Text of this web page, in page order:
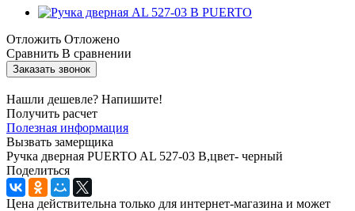
Отложить Отложено
Сравнить В сравнении
Заказать звонок
Нашли дешевле? Напишите!
Получить расчет
Полезная информация
Вызвать замерщика
Ручка дверная PUERTO AL 527-03 B,цвет- черный
Поделиться
Цена действительна только для интернет-магазина и может